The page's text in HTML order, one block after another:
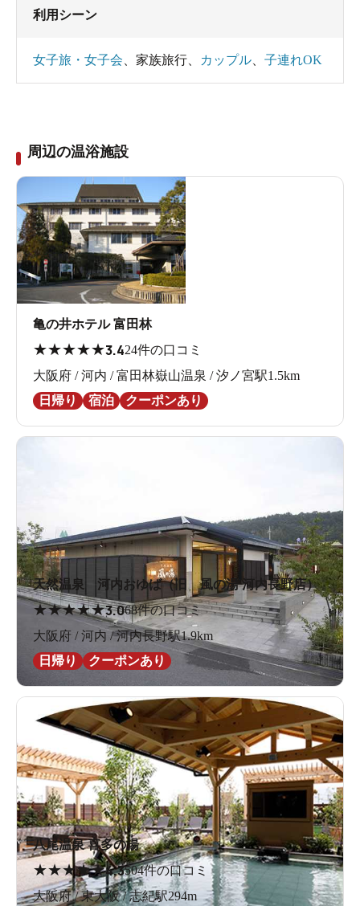
利用シーン
女子旅・女子会 家族旅行 カップル 子連れOK
周辺の温浴施設
亀の井ホテル 富田林
★★★★★3.424件の口コミ
大阪府 / 河内 / 富田林嶽山温泉 / 汐ノ宮駅1.5km
日帰り
宿泊 クーポンあり
天然温泉 河内おゆば（旧 風の湯 河内長野店）
★★★★★3.068件の口コミ
大阪府 / 河内 / 河内長野駅1.9km
日帰り
クーポンあり
八尾温泉 喜多の湯
★★★★★4.3504件の口コミ
大阪府 / 東大阪 / 志紀駅294m